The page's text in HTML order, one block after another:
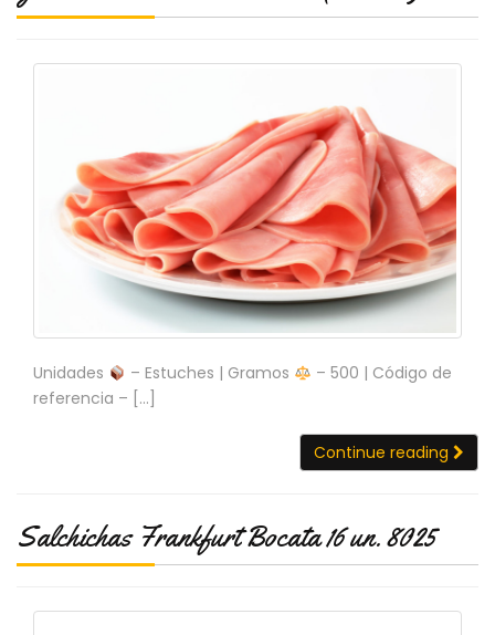
Unidades – Estuches | Gramos
– 500 | Código de
referencia – […]
Continue reading
Salchichas Frankfurt Bocata 16 un. 8025